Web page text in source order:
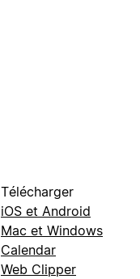
Télécharger
iOS et Android
Mac et Windows
Calendar
Web Clipper